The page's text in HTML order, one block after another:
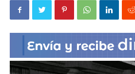
|
Ultima